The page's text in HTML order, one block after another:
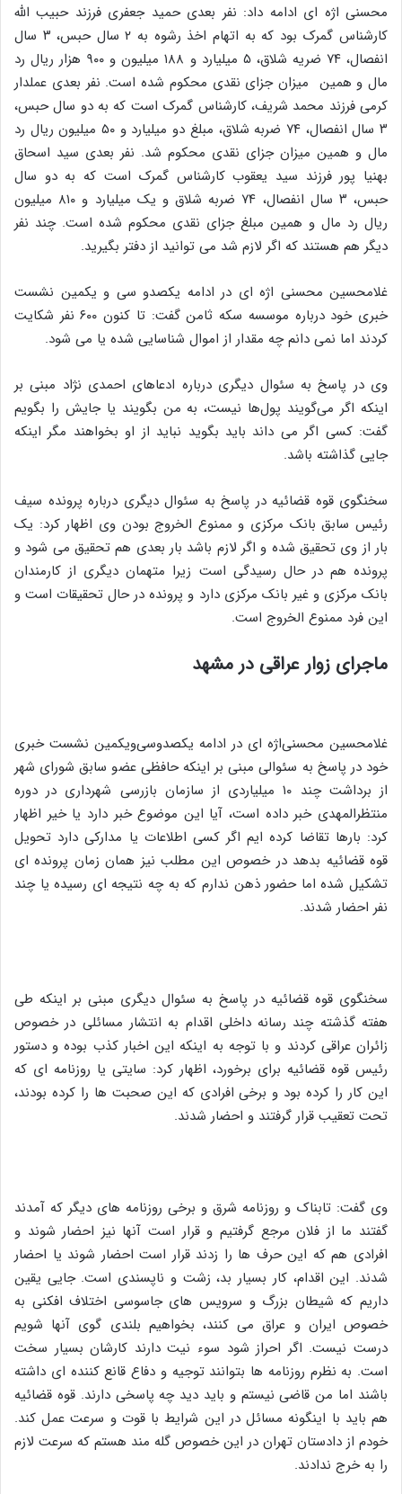
محسنی اژه ای ادامه داد: نفر بعدی حمید جعفری فرزند حبیب الله
کارشناس گمرک بود که به اتهام اخذ رشوه به ۲ سال حبس، ۳ سال
انفصال، ۷۴ ضریه شلاق، ۵ میلیارد و ۱۸۸ میلیون و ۹۰۰ هزار ریال رد
مال و همین میزان جزای نقدی محکوم شده است. نفر بعدی عملدار
کرمی فرزند محمد شریف، کارشناس گمرک است که به دو سال حبس،
۳ سال انفصال، ۷۴ ضربه شلاق، مبلغ دو میلیارد و ۵۰ میلیون ریال رد
مال و همین میزان جزای نقدی محکوم شد. نفر بعدی سید اسحاق
بهنیا پور فرزند سید یعقوب کارشناس گمرک است که به دو سال
حبس، ۳ سال انفصال، ۷۴ ضربه شلاق و یک میلیارد و ۸۱۰ میلیون
ریال رد مال و همین مبلغ جزای نقدی محکوم شده است. چند نفر
دیگر هم هستند که اگر لازم شد می توانید از دفتر بگیرید.
غلامحسین محسنی اژه ای در ادامه یکصدو سی و یکمین نشست
خبری خود درباره موسسه سکه ثامن گفت: تا کنون ۶۰۰ نفر شکایت
کردند اما نمی دانم چه مقدار از اموال شناسایی شده یا می شود.
وی در پاسخ به سئوال دیگری درباره ادعاهای احمدی نژاد مبنی بر
اینکه اگر می‌گویند پول‌ها نیست، به من بگویند یا جایش را بگویم
گفت: کسی اگر می داند باید بگوید نباید از او بخواهند مگر اینکه
جایی گذاشته باشد.
سخنگوی قوه قضائیه در پاسخ به سئوال دیگری درباره پرونده سیف
رئیس سابق بانک مرکزی و ممنوع الخروج بودن وی اظهار کرد: یک
بار از وی تحقیق شده و اگر لازم باشد بار بعدی هم تحقیق می شود و
پرونده هم در حال رسیدگی است زیرا متهمان دیگری از کارمندان
بانک مرکزی و غیر بانک مرکزی دارد و پرونده در حال تحقیقات است و
این فرد ممنوع الخروج است.
ماجرای زوار عراقی در مشهد
غلامحسین محسنی‌اژه ای در ادامه یکصدوسی‌ویکمین نشست خبری
خود در پاسخ به سئوالی مبنی بر اینکه حافظی عضو سابق شورای شهر
از برداشت چند ۱۰ میلیاردی از سازمان بازرسی شهرداری در دوره
منتظرالمهدی خبر داده است، آیا این موضوع خبر دارد یا خیر اظهار
کرد: بارها تقاضا کرده ایم اگر کسی اطلاعات یا مدارکی دارد تحویل
قوه قضائیه بدهد در خصوص این مطلب نیز همان زمان پرونده ای
تشکیل شده اما حضور ذهن ندارم که به چه نتیجه ای رسیده یا چند
نفر احضار شدند.
سخنگوی قوه قضائیه در پاسخ به سئوال دیگری مبنی بر اینکه طی
هفته گذشته چند رسانه داخلی اقدام به انتشار مسائلی در خصوص
زائران عراقی کردند و با توجه به اینکه این اخبار کذب بوده و دستور
رئیس قوه قضائیه برای برخورد، اظهار کرد: سایتی یا روزنامه ای که
این کار را کرده بود و برخی افرادی که این صحبت ها را کرده بودند،
تحت تعقیب قرار گرفتند و احضار شدند.
وی گفت: تابناک و روزنامه شرق و برخی روزنامه های دیگر که آمدند
گفتند ما از فلان مرجع گرفتیم و قرار است آنها نیز احضار شوند و
افرادی هم که این حرف ها را زدند قرار است احضار شوند یا احضار
شدند. این اقدام، کار بسیار بد، زشت و ناپسندی است. جایی یقین
داریم که شیطان بزرگ و سرویس های جاسوسی اختلاف افکنی به
خصوص ایران و عراق می کنند، بخواهیم بلندی گوی آنها شویم
درست نیست. اگر احراز شود سوء نیت دارند کارشان بسیار سخت
است. به نظرم روزنامه ها بتوانند توجیه و دفاع قانع کننده ای داشته
باشند اما من قاضی نیستم و باید دید چه پاسخی دارند. قوه قضائیه
هم باید با اینگونه مسائل در این شرایط با قوت و سرعت عمل کند.
خودم از دادستان تهران در این خصوص گله مند هستم که سرعت لازم
را به خرج ندادند.